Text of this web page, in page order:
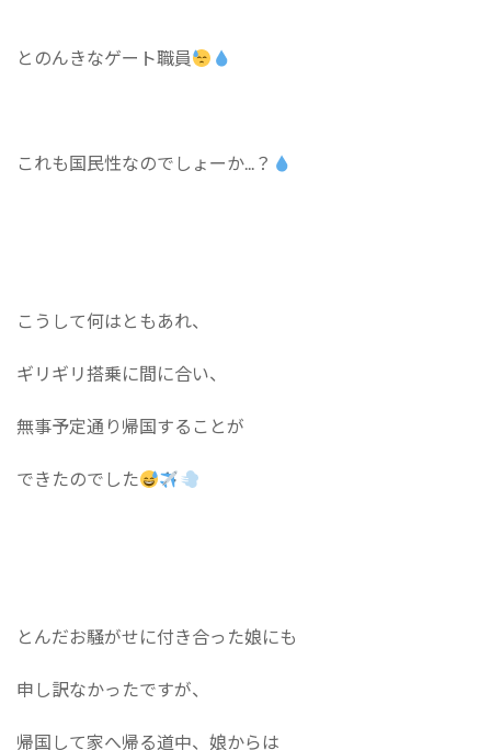
とのんきなゲート職員
これも国民性なのでしょーか...？
こうして何はともあれ、
ギリギリ搭乗に間に合い、
無事予定通り帰国することが
できたのでした
とんだお騒がせに付き合った娘にも
申し訳なかったですが、
帰国して家へ帰る道中、娘からは